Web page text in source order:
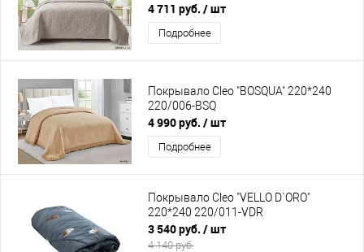
4 711 руб. / шт
Подробнее
Покрывало Cleo "BOSQUA" 220*240
220/006-BSQ
4 990 руб. / шт
Подробнее
Покрывало Cleo "VELLO D`ORO"
220*240 220/011-VDR
3 540 руб. / шт
4 140 руб.